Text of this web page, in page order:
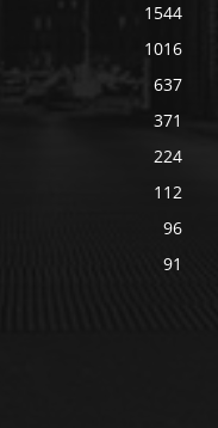
1544
1016
637
371
224
112
96
91